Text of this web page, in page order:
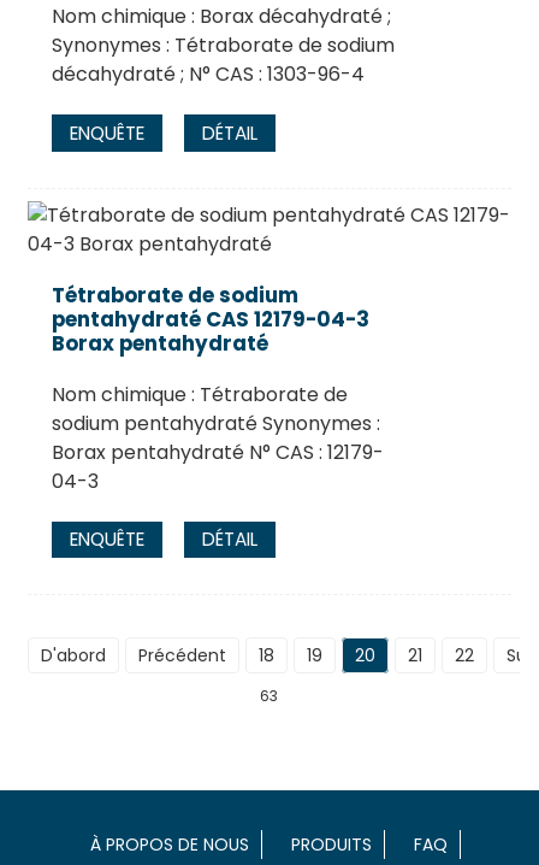
Nom chimique : Borax décahydraté ;
Synonymes : Tétraborate de sodium
décahydraté ; N° CAS : 1303-96-4
ENQUÊTE DÉTAIL
Tétraborate de sodium
pentahydraté CAS 12179-04-3
Borax pentahydraté
Nom chimique : Tétraborate de
sodium pentahydraté Synonymes :
Borax pentahydraté N° CAS : 12179-
04-3
ENQUÊTE DÉTAIL
D'abord Précédent 18 19 20 21 22
63
À PROPOS DE NOUS PRODUITS FAQ